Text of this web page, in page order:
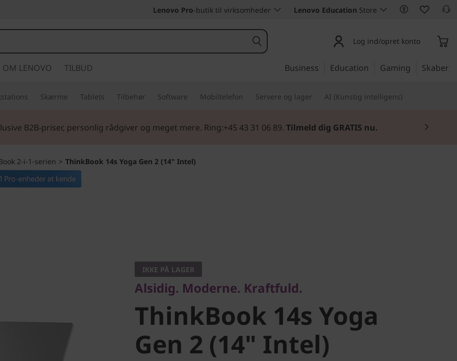
Lenovo Pro-butik til virksomheder Lenovo Education Store
Log ind/opret konto
OM LENOVO TILBUD Business Education Gaming Skaber
Skærme Tablets Tilbehør Software Mobiltelefon Servere og lager AI (Kunstig intelligens)
B2B-priser, personlig rådgiver og meget mere. Ring:+45 43 31 06 89. Tilmeld dig GRATIS nu.
2-i-1-serien > ThinkBook 14s Yoga Gen 2 (14" Intel)
ThinkBook 14s Yoga
Gen 2 (14" Intel)
IKKE PÅ LAGER
Alsidig. Moderne. Kraftfuld.
ThinkBook 14s Yoga
Gen 2 (14" Intel)